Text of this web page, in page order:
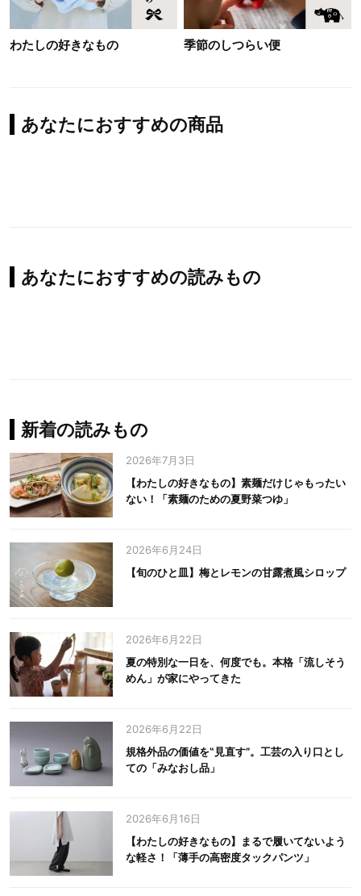
わたしの好きなもの 季節のしつらい便
あなたにおすすめの商品
あなたにおすすめの読みもの
新着の読みもの
2026年7月3日
【わたしの好きなもの】素麺だけじゃもったい
ない！「素麺のための夏野菜つゆ」
2026年6月24日
【旬のひと皿】梅とレモンの甘露煮風シロップ
2026年6月22日
夏の特別な一日を、何度でも。本格「流しそう
めん」が家にやってきた
2026年6月22日
規格外品の価値を‟見直す”。工芸の入り口とし
ての「みなおし品」
2026年6月16日
【わたしの好きなもの】まるで履いてないよう
な軽さ！「薄手の高密度タックパンツ」